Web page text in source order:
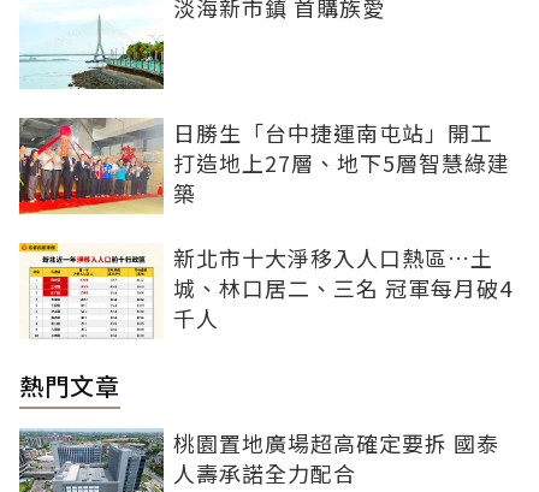
淡海新市鎮 首購族愛
日勝生「台中捷運南屯站」開工
打造地上27層、地下5層智慧綠建
築
新北市十大淨移入人口熱區…土
城、林口居二、三名 冠軍每月破4
千人
熱門文章
桃園置地廣場超高確定要拆 國泰
人壽承諾全力配合